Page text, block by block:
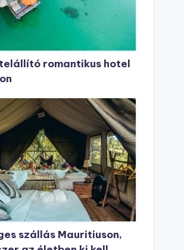
romantikus hotel
szállás Mauritiuson,